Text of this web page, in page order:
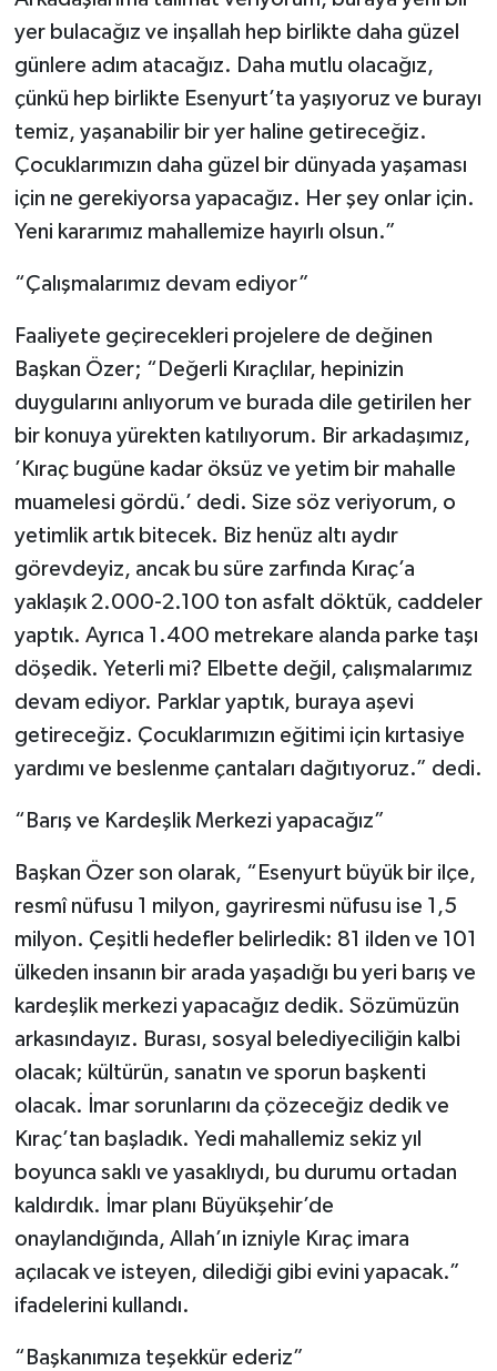
yer bulacağız ve inşallah hep birlikte daha güzel
günlere adım atacağız. Daha mutlu olacağız,
çünkü hep birlikte Esenyurt’ta yaşıyoruz ve burayı
temiz, yaşanabilir bir yer haline getireceğiz.
Çocuklarımızın daha güzel bir dünyada yaşaması
için ne gerekiyorsa yapacağız. Her şey onlar için.
Yeni kararımız mahallemize hayırlı olsun.”
“Çalışmalarımız devam ediyor”
Faaliyete geçirecekleri projelere de değinen
Başkan Özer; “Değerli Kıraçlılar, hepinizin
duygularını anlıyorum ve burada dile getirilen her
bir konuya yürekten katılıyorum. Bir arkadaşımız,
’Kıraç bugüne kadar öksüz ve yetim bir mahalle
muamelesi gördü.’ dedi. Size söz veriyorum, o
yetimlik artık bitecek. Biz henüz altı aydır
görevdeyiz, ancak bu süre zarfında Kıraç’a
yaklaşık 2.000-2.100 ton asfalt döktük, caddeler
yaptık. Ayrıca 1.400 metrekare alanda parke taşı
döşedik. Yeterli mi? Elbette değil, çalışmalarımız
devam ediyor. Parklar yaptık, buraya aşevi
getireceğiz. Çocuklarımızın eğitimi için kırtasiye
yardımı ve beslenme çantaları dağıtıyoruz.” dedi.
“Barış ve Kardeşlik Merkezi yapacağız”
Başkan Özer son olarak, “Esenyurt büyük bir ilçe,
resmî nüfusu 1 milyon, gayriresmi nüfusu ise 1,5
milyon. Çeşitli hedefler belirledik: 81 ilden ve 101
ülkeden insanın bir arada yaşadığı bu yeri barış ve
kardeşlik merkezi yapacağız dedik. Sözümüzün
arkasındayız. Burası, sosyal belediyeciliğin kalbi
olacak; kültürün, sanatın ve sporun başkenti
olacak. İmar sorunlarını da çözeceğiz dedik ve
Kıraç’tan başladık. Yedi mahallemiz sekiz yıl
boyunca saklı ve yasaklıydı, bu durumu ortadan
kaldırdık. İmar planı Büyükşehir’de
onaylandığında, Allah’ın izniyle Kıraç imara
açılacak ve isteyen, dilediği gibi evini yapacak.”
ifadelerini kullandı.
“Başkanımıza teşekkür ederiz”